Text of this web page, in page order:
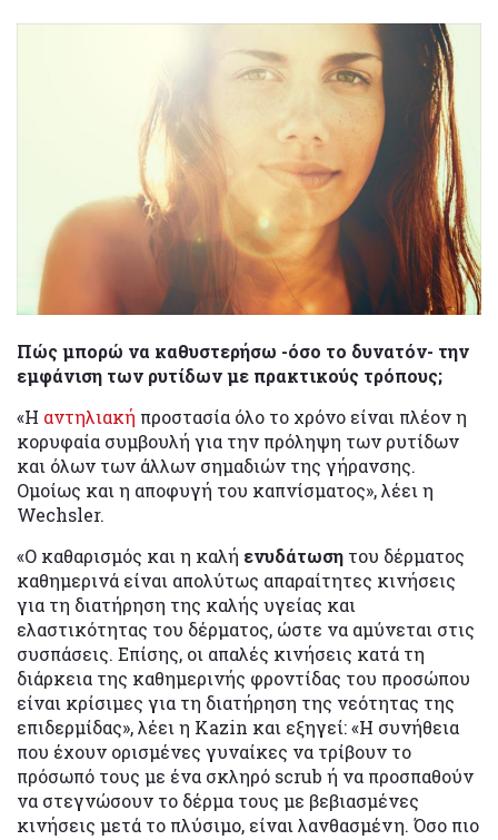
Πώς μπορώ να καθυστερήσω -όσο το δυνατόν- την
εμφάνιση των ρυτίδων με πρακτικούς τρόπους;
«Η αντηλιακή προστασία όλο το χρόνο είναι πλέον η
κορυφαία συμβουλή για την πρόληψη των ρυτίδων
και όλων των άλλων σημαδιών της γήρανσης.
Ομοίως και η αποφυγή του καπνίσματος», λέει η
Wechsler.
«Ο καθαρισμός και η καλή ενυδάτωση του δέρματος
καθημερινά είναι απολύτως απαραίτητες κινήσεις
για τη διατήρηση της καλής υγείας και
ελαστικότητας του δέρματος, ώστε να αμύνεται στις
συσπάσεις. Επίσης, οι απαλές κινήσεις κατά τη
διάρκεια της καθημερινής φροντίδας του προσώπου
είναι κρίσιμες για τη διατήρηση της νεότητας της
επιδερμίδας», λέει η Kazin και εξηγεί: «Η συνήθεια
που έχουν ορισμένες γυναίκες να τρίβουν το
πρόσωπό τους με ένα σκληρό scrub ή να προσπαθούν
να στεγνώσουν το δέρμα τους με βεβιασμένες
κινήσεις μετά το πλύσιμο, είναι λανθασμένη. Όσο πιο